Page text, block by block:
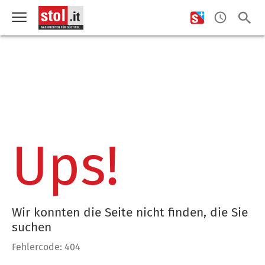
Ups!
Wir konnten die Seite nicht finden, die Sie
suchen
Fehlercode: 404